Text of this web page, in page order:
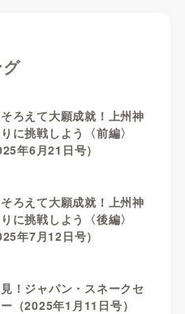
ろえて大願成就！上州神
に挑戦しよう〈前編〉
年6月21日号）
ろえて大願成就！上州神
に挑戦しよう〈後編〉
年7月12日号）
！ジャパン・スネークセ
（2025年1月11日号）